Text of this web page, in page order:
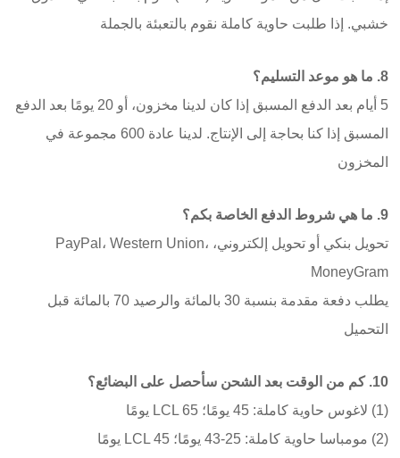
خشبي. إذا طلبت حاوية كاملة نقوم بالتعبئة بالجملة
8. ما هو موعد التسليم؟
5 أيام بعد الدفع المسبق إذا كان لدينا مخزون، أو 20 يومًا بعد الدفع
المسبق إذا كنا بحاجة إلى الإنتاج. لدينا عادة 600 مجموعة في
المخزون
9. ما هي شروط الدفع الخاصة بكم؟
تحويل بنكي أو تحويل إلكتروني، PayPal، Western Union،
MoneyGram
يطلب دفعة مقدمة بنسبة 30 بالمائة والرصيد 70 بالمائة قبل
التحميل
10. كم من الوقت بعد الشحن سأحصل على البضائع؟
(1) لاغوس حاوية كاملة: 45 يومًا؛ LCL 65 يومًا
(2) مومباسا حاوية كاملة: 25-43 يومًا؛ LCL 45 يومًا